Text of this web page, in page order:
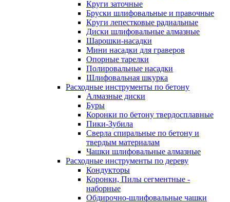
Круги заточные
Бруски шлифовальные и правочные
Круги лепестковые радиальные
Диски шлифовальные алмазные
Шарошки-насадки
Мини насадки для граверов
Опорные тарелки
Полировальные насадки
Шлифовальная шкурка
Расходные инструменты по бетону
Алмазные диски
Буры
Коронки по бетону твердосплавные
Пики-Зубила
Сверла спиральные по бетону и
твердым материалам
Чашки шлифовальные алмазные
Расходные инструменты по дереву
Кондукторы
Коронки, Пилы сегментные -
наборные
Обдирочно-шлифовальные чашки